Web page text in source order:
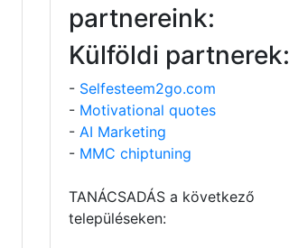
partnereink:
Külföldi partnerek:
- Selfesteem2go.com
- Motivational quotes
- AI Marketing
- MMC chiptuning
TANÁCSADÁS a következő
településeken: